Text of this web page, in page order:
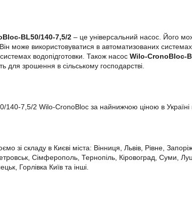
BL50/140-7,5/2 – це універсальний насос. Його
може використовуватися в автоматизованих
водопідготовки. Також насос Wilo-CronoBloc-
для зрошення в сільському господарстві.
140-7,5/2 Wilo-CronoBloc за найнижчою ціною в
зі складу в Києві міста: Вінниця, Львів, Рівне,
Сімферополь, Тернопіль, Кіровоград, Суми,
Горлівка Київ та інші.